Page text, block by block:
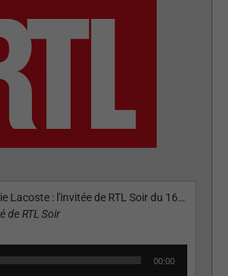
« Marie Lacoste : l'invitée de RTL Soir du 16/03/18 »
de RTL Soir
00:00